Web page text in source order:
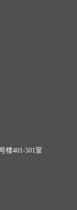
楼401-501室